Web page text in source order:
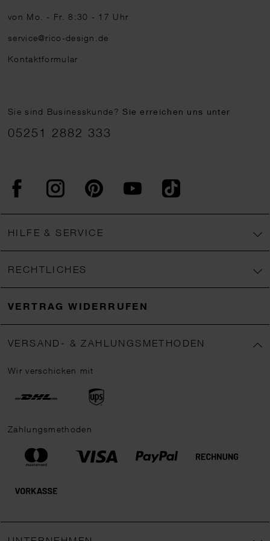
von Mo. - Fr. 8:30 - 17 Uhr
service@rico-design.de
Kontaktformular
Sie sind Businesskunde?Sie erreichen uns unter
05251 2882 333
FacebookInstagram PinterestYouTubeTikTok
HILFE & SERVICE
RECHTLICHES
VERTRAG WIDERRUFEN
VERSAND- & ZAHLUNGSMETHODEN
Wir verschicken mit
Zahlungsmethoden